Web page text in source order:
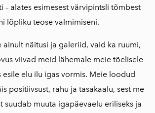
– alates esimesest värvipintsli tõmbest
lõpliku teose valmimiseni.
ainult näitusi ja galeriid, vaid ka ruumi,
viivad meid lähemale meie tõelisele
esile elu ilu igas vormis. Meie loodud
positiivsust, rahu ja tasakaalu, sest me
suudab muuta igapäevaelu eriliseks ja